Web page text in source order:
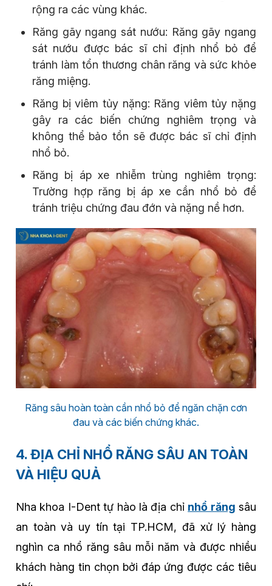
rộng ra các vùng khác.
Răng gãy ngang sát nướu: Răng gãy ngang
sát nướu được bác sĩ chỉ định nhổ bỏ để
tránh làm tổn thương chân răng và sức khỏe
răng miệng.
Răng bị viêm tủy nặng: Răng viêm tủy nặng
gây ra các biến chứng nghiêm trọng và
không thể bảo tồn sẽ được bác sĩ chỉ định
nhổ bỏ.
Răng bị áp xe nhiễm trùng nghiêm trọng:
Trường hợp răng bị áp xe cần nhổ bỏ để
tránh triệu chứng đau đớn và nặng nề hơn.
Răng sâu hoàn toàn cần nhổ bỏ để ngăn chặn cơn
đau và các biến chứng khác.
4. ĐỊA CHỈ NHỔ RĂNG SÂU AN TOÀN
VÀ HIỆU QUẢ
Nha khoa I-Dent tự hào là địa chỉ nhổ răng sâu
an toàn và uy tín tại TP.HCM, đã xử lý hàng
nghìn ca nhổ răng sâu mỗi năm và được nhiều
khách hàng tin chọn bởi đáp ứng được các tiêu